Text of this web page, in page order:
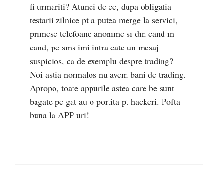
fi urmariti? Atunci de ce, dupa obligatia
testarii zilnice pt a putea merge la servici,
primesc telefoane anonime si din cand in
cand, pe sms imi intra cate un mesaj
suspicios, ca de exemplu despre trading?
Noi astia normalos nu avem bani de trading.
Apropo, toate appurile astea care be sunt
bagate pe gat au o portita pt hackeri. Pofta
buna la APP uri!